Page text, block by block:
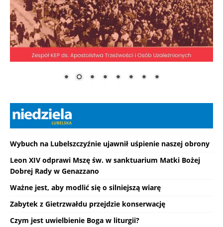
Wybuch na Lubelszczyźnie ujawnił uśpienie naszej obrony
Leon XIV odprawi Mszę św. w sanktuarium Matki Bożej
Dobrej Rady w Genazzano
Ważne jest, aby modlić się o silniejszą wiarę
Zabytek z Gietrzwałdu przejdzie konserwację
Czym jest uwielbienie Boga w liturgii?